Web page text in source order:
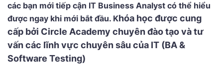
các bạn mới tiếp cận IT Business Analyst có thể hiểu
được ngay khi mới bắt đầu. Khóa học được cung
cấp bởi Circle Academy chuyên đào tạo và tư
vấn các lĩnh vực chuyên sâu của IT (BA &
Software Testing)